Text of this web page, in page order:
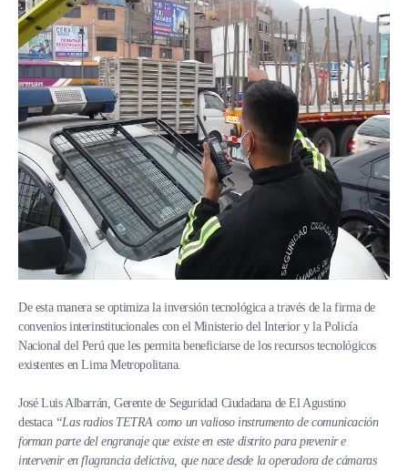
De esta manera se optimiza la inversión tecnológica a través de la firma de
convenios interinstitucionales con el Ministerio del Interior y la Policía
Nacional del Perú que les permita beneficiarse de los recursos tecnológicos
existentes en Lima Metropolitana.
José Luis Albarrán, Gerente de Seguridad Ciudadana de El Agustino
destaca “Las radios TETRA como un valioso instrumento de comunicación
forman parte del engranaje que existe en este distrito para prevenir e
intervenir en flagrancia delictiva, que nace desde la operadora de cámaras